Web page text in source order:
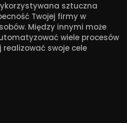
sztuczna
Twojej firmy w
Między innymi może
wiele procesów
realizować swoje cele